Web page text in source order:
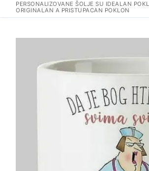
PERSONALIZOVANE ŠOLJE SU IDEALAN
ORIGINALAN A PRISTUPACAN POKLON